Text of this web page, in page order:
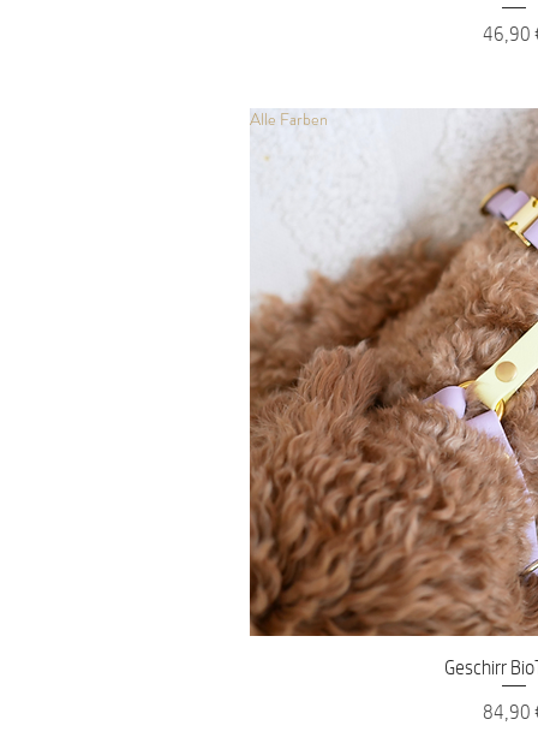
Preis
46,90
Alle Farben
Geschirr
Preis
84,90